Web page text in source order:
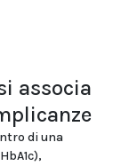
associa
di una